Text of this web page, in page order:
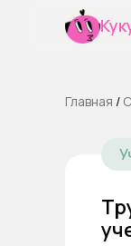
Главная /